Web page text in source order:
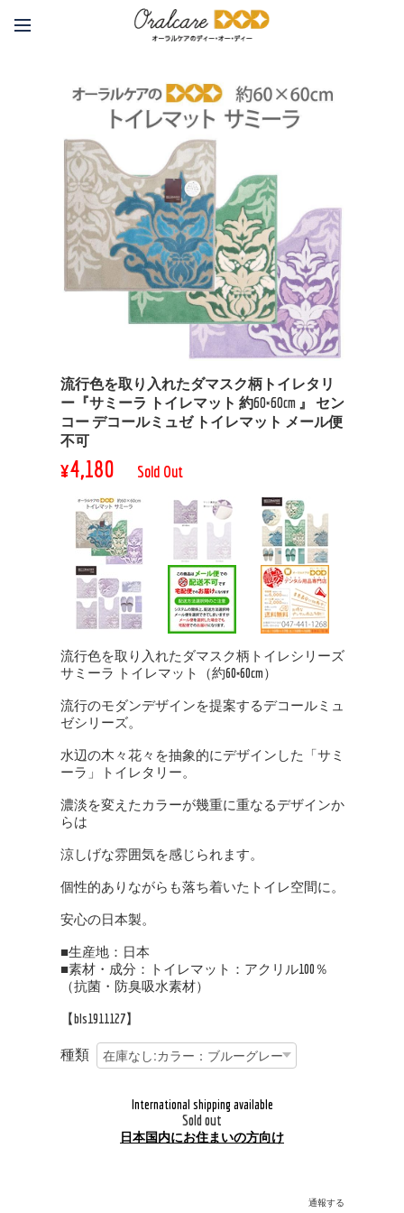
流行色を取り入れたダマスク柄トイレタリ
ー『サミーラ トイレマット 約60×60cm 』 セン
コー デコールミュゼ トイレマット メール便
不可
¥4,180 Sold Out
流行色を取り入れたダマスク柄トイレシリーズ
サミーラ トイレマット（約60×60cm）
流行のモダンデザインを提案するデコールミュ
ゼシリーズ。
水辺の木々花々を抽象的にデザインした「サミ
ーラ」トイレタリー。
濃淡を変えたカラーが幾重に重なるデザインか
らは
涼しげな雰囲気を感じられます。
個性的ありながらも落ち着いたトイレ空間に。
安心の日本製。
■生産地：日本
■素材・成分：トイレマット：アクリル100％
（抗菌・防臭吸水素材）
【bls1911127】
種類
International shipping available
Sold out
日本国内にお住まいの方向け
通報する